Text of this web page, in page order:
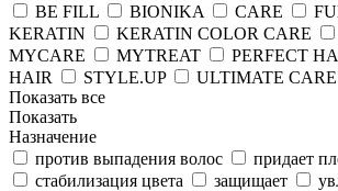
BE FILL
BIONIKA CARE
KERATIN
KERATIN COLOR CARE
MYCARE
MYTREAT PERFECT
HAIR
STYLE.UP ULTIMATE CARE
Показать все
Показать
Назначение
против выпадения волос
придает
стабилизация цвета
защищает